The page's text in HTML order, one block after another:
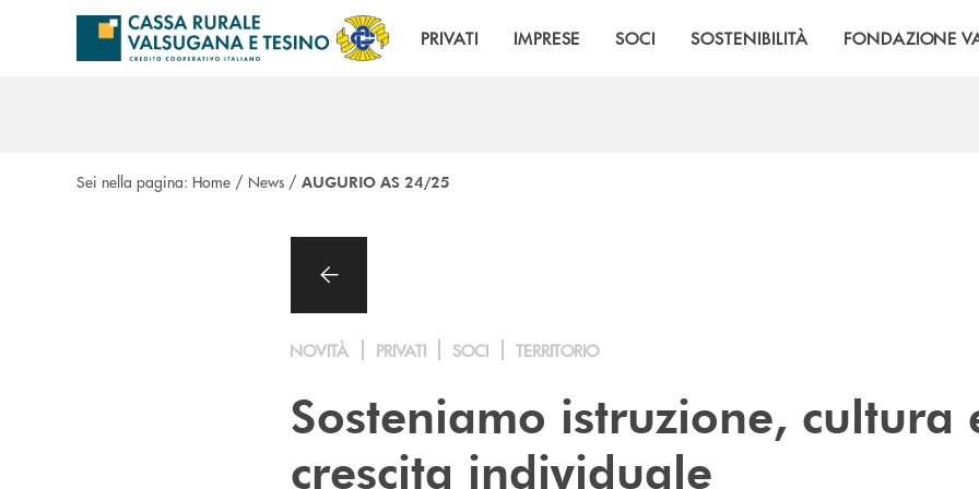
Salta al contenuto principale
PRIVATI IMPRESE SOCI SOSTENIBILITÀ FONDAZIONE
Sei nella pagina: Home / News / AUGURIO AS 24/25
NOVITÀ PRIVATI SOCI TERRITORIO
Sosteniamo istruzione, cultura
crescita individuale